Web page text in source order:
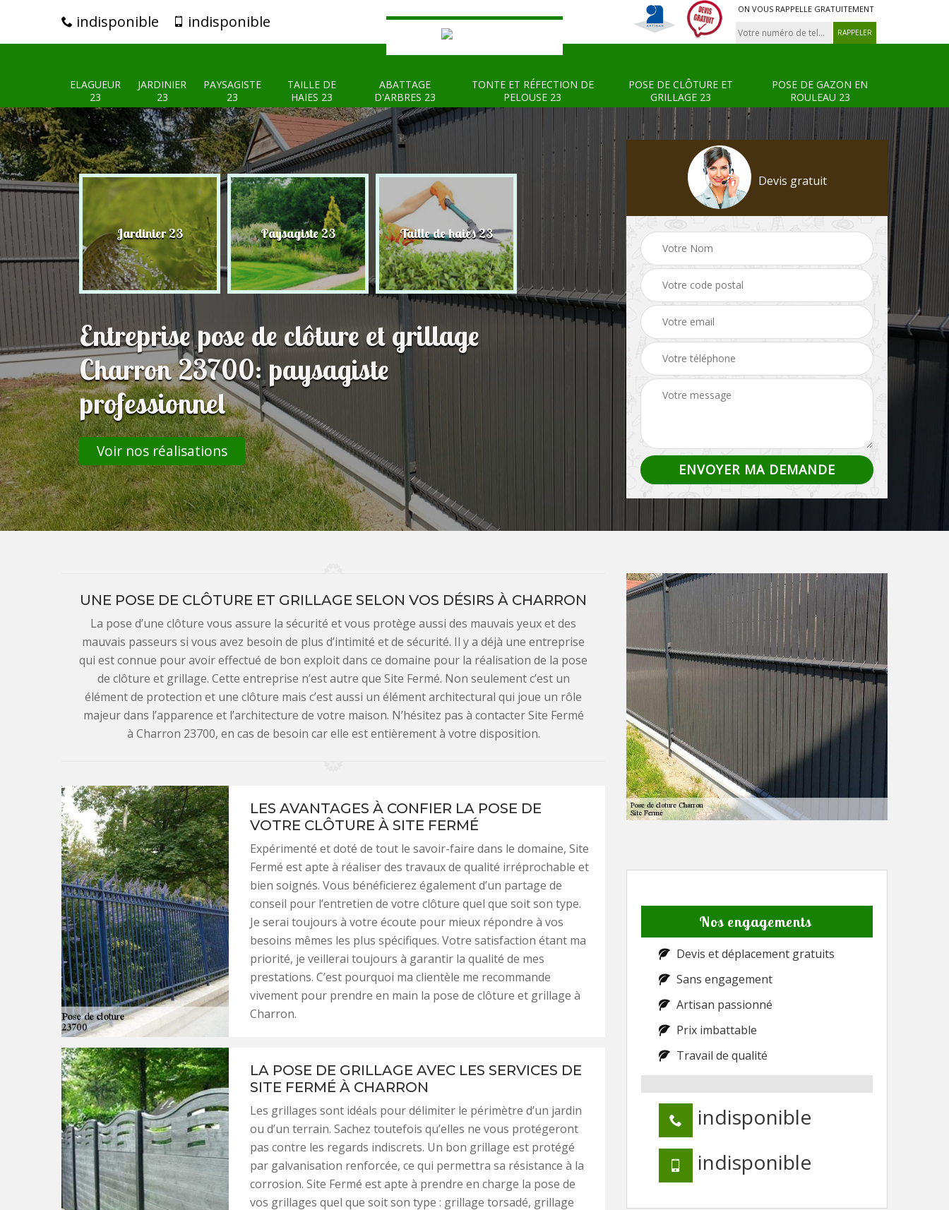
indisponible indisponible
ON VOUS RAPPELLE GRATUITEMENT
ELAGUEUR
23
JARDINIER
23
PAYSAGISTE
23
TAILLE DE
HAIES 23
ABATTAGE
D'ARBRES 23
TONTE ET RÉFECTION DE
PELOUSE 23
POSE DE CLÔTURE ET
GRILLAGE 23
POSE DE GAZON EN
ROULEAU 23
23 Jardinier 23 Paysagiste 23 Taille de haies 23 Abattage d'arbres 23 Tonte et réfection de Pose de clôture et
grillage 23
Entreprise pose de clôture et grillage
Charron 23700: paysagiste
professionnel
Voir nos réalisations
Devis gratuit
UNE POSE DE CLÔTURE ET GRILLAGE SELON VOS DÉSIRS À CHARRON
La pose d’une clôture vous assure la sécurité et vous protège aussi des mauvais yeux et des
mauvais passeurs si vous avez besoin de plus d’intimité et de sécurité. Il y a déjà une entreprise
qui est connue pour avoir effectué de bon exploit dans ce domaine pour la réalisation de la pose
de clôture et grillage. Cette entreprise n’est autre que Site Fermé. Non seulement c’est un
élément de protection et une clôture mais c’est aussi un élément architectural qui joue un rôle
majeur dans l’apparence et l’architecture de votre maison. N’hésitez pas à contacter Site Fermé
à Charron 23700, en cas de besoin car elle est entièrement à votre disposition.
LES AVANTAGES À CONFIER LA POSE DE
VOTRE CLÔTURE À SITE FERMÉ
Expérimenté et doté de tout le savoir-faire dans le domaine, Site
Fermé est apte à réaliser des travaux de qualité irréprochable et
bien soignés. Vous bénéficierez également d’un partage de
conseil pour l’entretien de votre clôture quel que soit son type.
Je serai toujours à votre écoute pour mieux répondre à vos
besoins mêmes les plus spécifiques. Votre satisfaction étant ma
priorité, je veillerai toujours à garantir la qualité de mes
prestations. C’est pourquoi ma clientèle me recommande
vivement pour prendre en main la pose de clôture et grillage à
Charron.
LA POSE DE GRILLAGE AVEC LES SERVICES DE
SITE FERMÉ À CHARRON
Les grillages sont idéals pour délimiter le périmètre d’un jardin
ou d’un terrain. Sachez toutefois qu’elles ne vous protégeront
pas contre les regards indiscrets. Un bon grillage est protégé
par galvanisation renforcée, ce qui permettra sa résistance à la
corrosion. Site Fermé est apte à prendre en charge la pose de
vos grillages quel que soit son type : grillage torsadé, grillage
Nos engagements
Devis et déplacement gratuits
Sans engagement
Artisan passionné
Prix imbattable
Travail de qualité
indisponible
indisponible